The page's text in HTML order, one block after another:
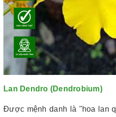
Lan Dendro (Dendrobium)
Được mệnh danh là "hoa lan